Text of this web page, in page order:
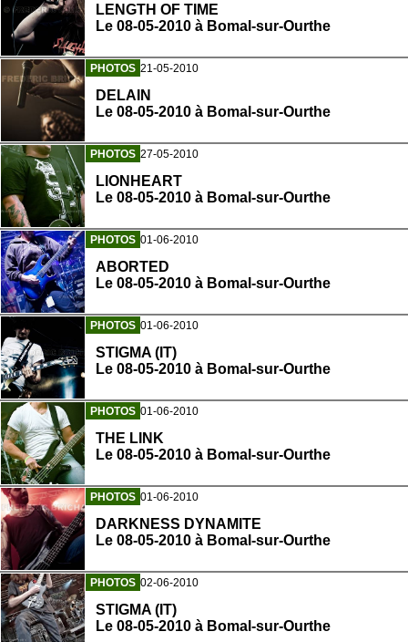
LENGTH OF TIME
Le 08-05-2010 à Bomal-sur-Ourthe
PHOTOS 21-05-2010
DELAIN
Le 08-05-2010 à Bomal-sur-Ourthe
PHOTOS 27-05-2010
LIONHEART
Le 08-05-2010 à Bomal-sur-Ourthe
PHOTOS 01-06-2010
ABORTED
Le 08-05-2010 à Bomal-sur-Ourthe
PHOTOS 01-06-2010
STIGMA (IT)
Le 08-05-2010 à Bomal-sur-Ourthe
PHOTOS 01-06-2010
THE LINK
Le 08-05-2010 à Bomal-sur-Ourthe
PHOTOS 01-06-2010
DARKNESS DYNAMITE
Le 08-05-2010 à Bomal-sur-Ourthe
PHOTOS 02-06-2010
STIGMA (IT)
Le 08-05-2010 à Bomal-sur-Ourthe